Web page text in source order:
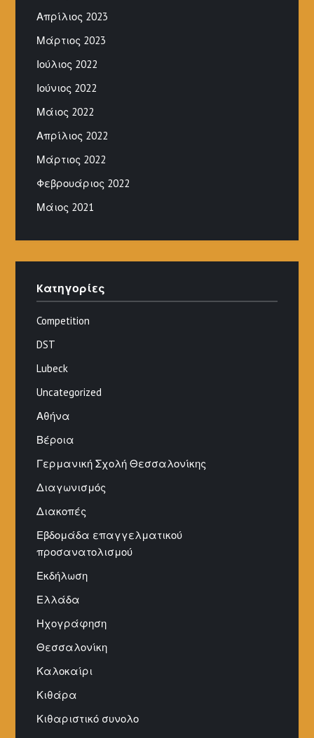
Απρίλιος 2023
Μάρτιος 2023
Ιούλιος 2022
Ιούνιος 2022
Μάιος 2022
Απρίλιος 2022
Μάρτιος 2022
Φεβρουάριος 2022
Μάιος 2021
Kατηγορίες
Competition
DST
Lubeck
Uncategorized
Αθήνα
Βέροια
Γερμανική Σχολή Θεσσαλονίκης
Διαγωνισμός
Διακοπές
Εβδομάδα επαγγελματικού
προσανατολισμού
Εκδήλωση
Ελλάδα
Ηχογράφηση
Θεσσαλονίκη
Καλοκαίρι
Κιθάρα
Κιθαριστικό συνολο